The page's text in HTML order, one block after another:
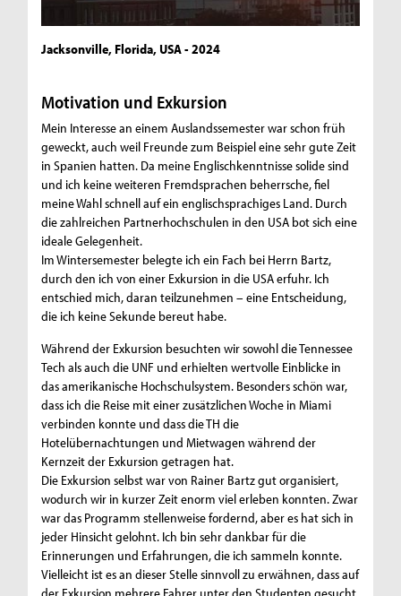
Jacksonville, Florida, USA - 2024
Motivation und Exkursion
Mein Interesse an einem Auslandssemester war schon früh
geweckt, auch weil Freunde zum Beispiel eine sehr gute Zeit
in Spanien hatten. Da meine Englischkenntnisse solide sind
und ich keine weiteren Fremdsprachen beherrsche, fiel
meine Wahl schnell auf ein englischsprachiges Land. Durch
die zahlreichen Partnerhochschulen in den USA bot sich eine
ideale Gelegenheit.
Im Wintersemester belegte ich ein Fach bei Herrn Bartz,
durch den ich von einer Exkursion in die USA erfuhr. Ich
entschied mich, daran teilzunehmen – eine Entscheidung,
die ich keine Sekunde bereut habe.
Während der Exkursion besuchten wir sowohl die Tennessee
Tech als auch die UNF und erhielten wertvolle Einblicke in
das amerikanische Hochschulsystem. Besonders schön war,
dass ich die Reise mit einer zusätzlichen Woche in Miami
verbinden konnte und dass die TH die
Hotelübernachtungen und Mietwagen während der
Kernzeit der Exkursion getragen hat.
Die Exkursion selbst war von Rainer Bartz gut organisiert,
wodurch wir in kurzer Zeit enorm viel erleben konnten. Zwar
war das Programm stellenweise fordernd, aber es hat sich in
jeder Hinsicht gelohnt. Ich bin sehr dankbar für die
Erinnerungen und Erfahrungen, die ich sammeln konnte.
Vielleicht ist es an dieser Stelle sinnvoll zu erwähnen, dass auf